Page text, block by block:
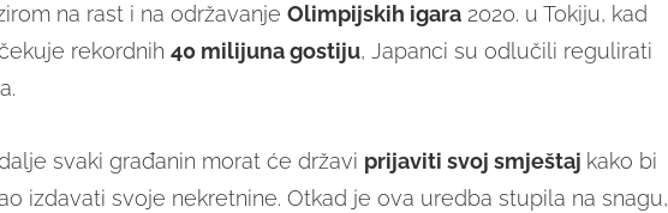
na rast i na održavanje Olimpijskih igara2020. u Tokiju, kad
rekordnih 40 milijuna gostiju, Japanci su odlučili regulirati
svaki građanin morat će državi prijaviti svoj smještaj kako bi
izdavati svoje nekretnine. Otkad je ova uredba stupila na snagu,